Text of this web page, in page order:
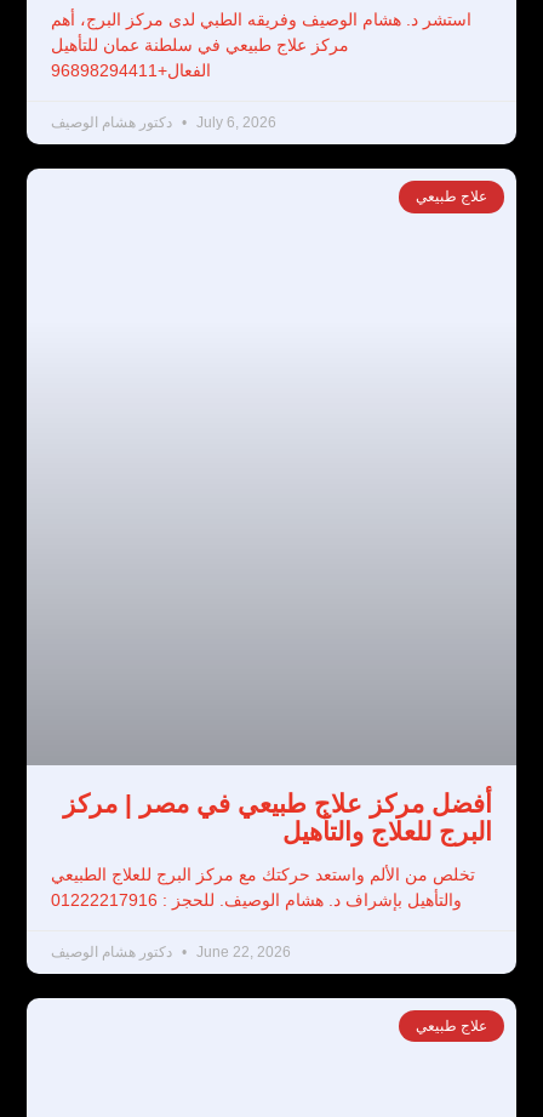
استشر د. هشام الوصيف وفريقه الطبي لدى مركز البرج، أهم
مركز علاج طبيعي في سلطنة عمان للتأهيل
الفعال+96898294411
دكتور هشام الوصيف July 6, 2026
علاج طبيعي
أفضل مركز علاج طبيعي في مصر | مركز
البرج للعلاج والتأهيل
تخلص من الألم واستعد حركتك مع مركز البرج للعلاج الطبيعي
والتأهيل بإشراف د. هشام الوصيف. للحجز : 01222217916
دكتور هشام الوصيف June 22, 2026
علاج طبيعي